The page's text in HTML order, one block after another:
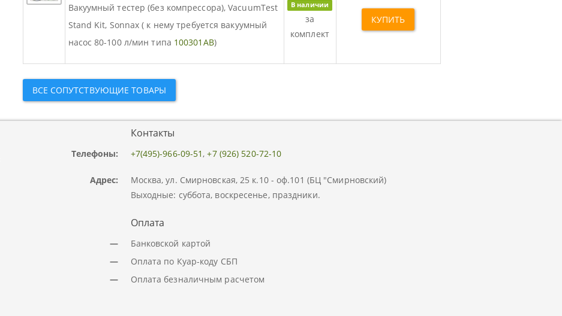
Вакуумный тестер (без компрессора), VacuumTest
Stand Kit, Sonnax ( к нему требуется вакуумный
насос 80-100 л/мин типа 100301AB)
В наличии
за
комплект
КУПИТЬ
ВСЕ СОПУТСТВУЮЩИЕ ТОВАРЫ
Контакты
Телефоны: +7(495)-966-09-51 ,+7 (926) 520-72-10
Адрес:
Москва, ул. Смирновская, 25 к.10 - оф.101 (БЦ "Смирновский)
Выходные: суббота, воскресенье, праздники.
Оплата
—
Банковской картой
—
Оплата по Куар-коду СБП
—
Оплата безналичным расчетом